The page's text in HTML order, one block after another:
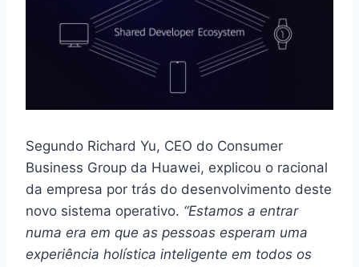
Segundo Richard Yu, CEO do Consumer
Business Group da Huawei, explicou o racional
da empresa por trás do desenvolvimento deste
novo sistema operativo. “Estamos a entrar
numa era em que as pessoas esperam uma
experiência holística inteligente em todos os